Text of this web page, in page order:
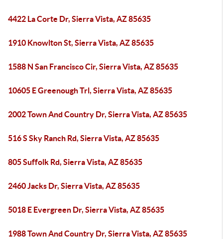
4422 La Corte Dr, Sierra Vista, AZ 85635
1910 Knowlton St, Sierra Vista, AZ 85635
1588 N San Francisco Cir, Sierra Vista, AZ 85635
10605 E Greenough Trl, Sierra Vista, AZ 85635
2002 Town And Country Dr, Sierra Vista, AZ 85635
516 S Sky Ranch Rd, Sierra Vista, AZ 85635
805 Suffolk Rd, Sierra Vista, AZ 85635
2460 Jacks Dr, Sierra Vista, AZ 85635
5018 E Evergreen Dr, Sierra Vista, AZ 85635
1988 Town And Country Dr, Sierra Vista, AZ 85635